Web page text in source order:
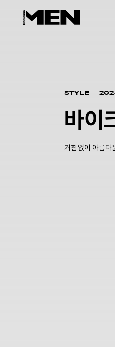
STYLE
바이
거침없이 아름다